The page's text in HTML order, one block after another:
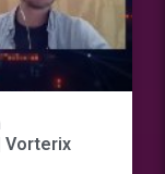
Vorterix